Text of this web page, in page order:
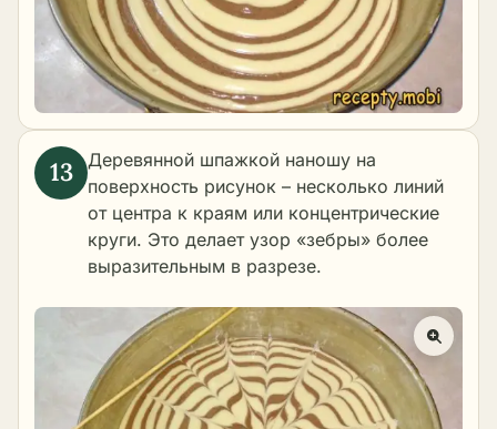
Деревянной шпажкой наношу на
поверхность рисунок – несколько линий
от центра к краям или концентрические
круги. Это делает узор «зебры» более
выразительным в разрезе.